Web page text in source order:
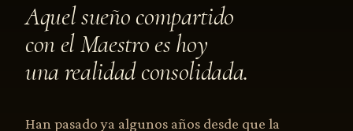
Aquel sueño compartido
con el Maestro es hoy
una realidad consolidada.
Han pasado ya algunos años desde que la